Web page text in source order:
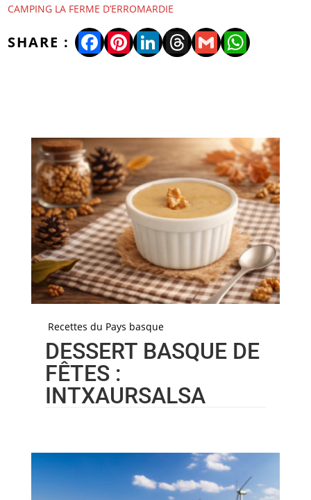
CAMPING LA FERME D’ERROMARDIE
Facebook
Pinterest
LinkedIn
Threads
Gmail
Recettes du Pays basque
DESSERT BASQUE DE
FÊTES :
INTXAURSALSA